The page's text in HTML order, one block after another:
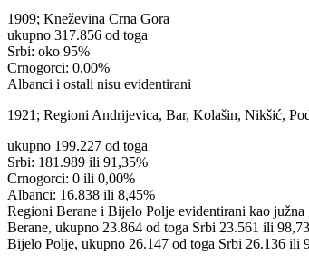
1909; Kneževina Crna Gora
ukupno 317.856 od toga
Srbi: oko 95%
Crnogorci: 0,00%
Albanci i ostali nisu evidentirani
1921; Regioni Andrijevica, Bar, Kolašin, Nikšić,
ukupno 199.227 od toga
Srbi: 181.989 ili 91,35%
Crnogorci: 0 ili 0,00%
Albanci: 16.838 ili 8,45%
Regioni Berane i Bijelo Polje evidentirani kao južna
Berane, ukupno 23.864 od toga Srbi 23.561 ili
Bijelo Polje, ukupno 26.147 od toga Srbi 26.136 ili